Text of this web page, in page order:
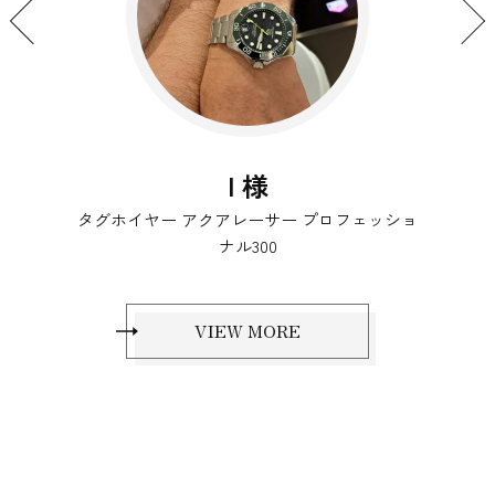
I 様
タグホイヤー アクアレーサー プロフェッショ
ナル300
VIEW MORE